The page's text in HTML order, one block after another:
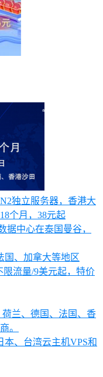
独立服务器，香港大
个月，38元起
据中心在泰国曼谷，
国、加拿大等地区
限流量/9美元起，特价
荷兰、德国、法国、香
。
、台湾云主机VPS和